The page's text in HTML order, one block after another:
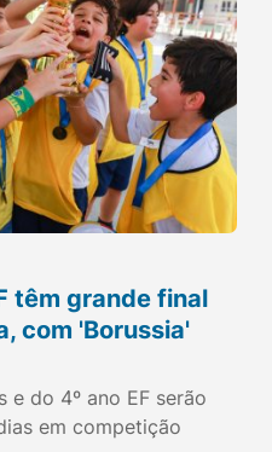
têm grande final
com 'Borussia'
e do 4º ano EF serão
em competição